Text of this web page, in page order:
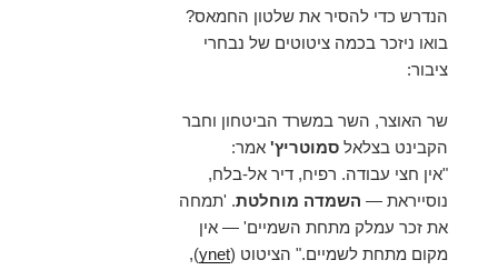
הנדרש כדי להסיר את שלטון החמאס?
בואו ניזכר בכמה ציטוטים של נבחרי
ציבור:
שר האוצר, השר במשרד הביטחון וחבר
הקבינט בצלאל סמוטריץ' אמר:
"אין חצי עבודה. רפיח, דיר אל-בלח,
נוסייראת — השמדה מוחלטת. 'תמחה
את זכר עמלק מתחת השמיים' — אין
מקום מתחת לשמיים." הציטוט (ynet
),